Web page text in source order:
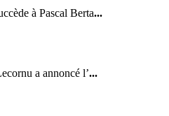
à Pascal Berta...
a annoncé l’...